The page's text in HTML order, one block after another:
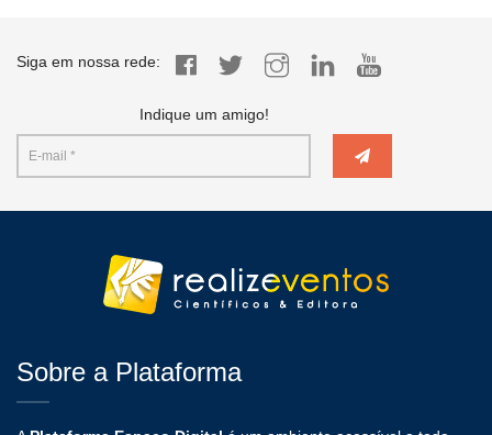
Siga em nossa rede:
Indique um amigo!
Sobre a Plataforma